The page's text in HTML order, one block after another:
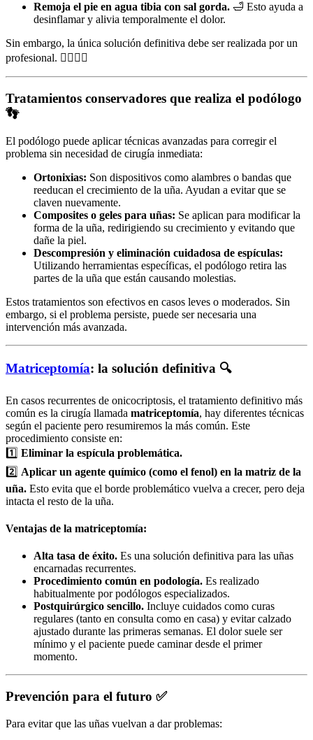
Remoja el pie en agua tibia con sal gorda. 🛁 Esto ayuda a
desinflamar y alivia temporalmente el dolor.
Sin embargo, la única solución definitiva debe ser realizada por un
profesional. 👨‍⚕️👩‍⚕️
Tratamientos conservadores que realiza el podólogo
👣
El podólogo puede aplicar técnicas avanzadas para corregir el
problema sin necesidad de cirugía inmediata:
Ortonixias: Son dispositivos como alambres o bandas que
reeducan el crecimiento de la uña. Ayudan a evitar que se
claven nuevamente.
Composites o geles para uñas: Se aplican para modificar la
forma de la uña, redirigiendo su crecimiento y evitando que
dañe la piel.
Descompresión y eliminación cuidadosa de espículas:
Utilizando herramientas específicas, el podólogo retira las
partes de la uña que están causando molestias.
Estos tratamientos son efectivos en casos leves o moderados. Sin
embargo, si el problema persiste, puede ser necesaria una
intervención más avanzada.
Matriceptomía: la solución definitiva 🔍
En casos recurrentes de onicocriptosis, el tratamiento definitivo más
común es la cirugía llamada matriceptomía, hay diferentes técnicas
según el paciente pero resumiremos la más común. Este
procedimiento consiste en:
1️⃣ Eliminar la espícula problemática.
2️⃣ Aplicar un agente químico (como el fenol) en la matriz de la
uña. Esto evita que el borde problemático vuelva a crecer, pero deja
intacta el resto de la uña.
Ventajas de la matriceptomía:
Alta tasa de éxito. Es una solución definitiva para las uñas
encarnadas recurrentes.
Procedimiento común en podología. Es realizado
habitualmente por podólogos especializados.
Postquirúrgico sencillo. Incluye cuidados como curas
regulares (tanto en consulta como en casa) y evitar calzado
ajustado durante las primeras semanas. El dolor suele ser
mínimo y el paciente puede caminar desde el primer
momento.
Prevención para el futuro ✅
Para evitar que las uñas vuelvan a dar problemas: